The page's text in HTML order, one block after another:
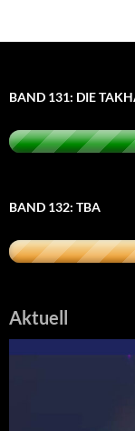
BAND 131: DIE
BAND 132: TBA
Aktuell